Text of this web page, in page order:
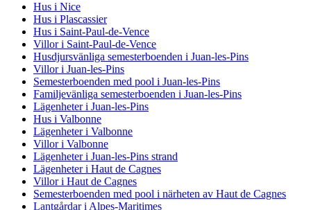
Hus i Nice
Hus i Plascassier
Hus i Saint-Paul-de-Vence
Villor i Saint-Paul-de-Vence
Husdjursvänliga semesterboenden i Juan-les-Pins
Villor i Juan-les-Pins
Semesterboenden med pool i Juan-les-Pins
Familjevänliga semesterboenden i Juan-les-Pins
Lägenheter i Juan-les-Pins
Hus i Valbonne
Lägenheter i Valbonne
Villor i Valbonne
Lägenheter i Juan-les-Pins strand
Lägenheter i Haut de Cagnes
Villor i Haut de Cagnes
Semesterboenden med pool i närheten av Haut de Cagnes
Lantgårdar i Alpes-Maritimes